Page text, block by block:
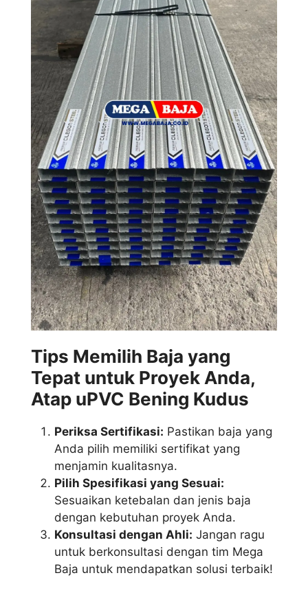
Tips Memilih Baja yang
Tepat untuk Proyek Anda,
Atap uPVC Bening Kudus
Periksa Sertifikasi: Pastikan baja yang
Anda pilih memiliki sertifikat yang
menjamin kualitasnya.
Pilih Spesifikasi yang Sesuai:
Sesuaikan ketebalan dan jenis baja
dengan kebutuhan proyek Anda.
Konsultasi dengan Ahli: Jangan ragu
untuk berkonsultasi dengan tim Mega
Baja untuk mendapatkan solusi terbaik!